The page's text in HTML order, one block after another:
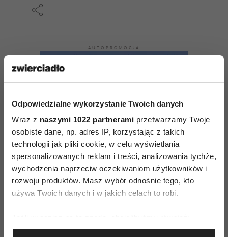
Odpowiedzialne wykorzystanie Twoich danych
Wraz z naszymi 1022 partnerami przetwarzamy Twoje
osobiste dane, np. adres IP, korzystając z takich
technologii jak pliki cookie, w celu wyświetlania
spersonalizowanych reklam i treści, analizowania tychże,
wychodzenia naprzeciw oczekiwaniom użytkowników i
rozwoju produktów. Masz wybór odnośnie tego, kto
używa Twoich danych i w jakich celach to robi.
Gromadzić dane dotyczące Twojej lokalizacji
AUTOPROMOCJA